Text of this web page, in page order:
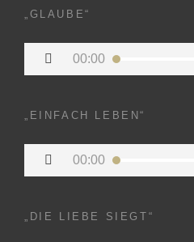
„GLAUBE“
Audio-
00:00
„EINFACH LEBEN“
Audio-
00:00
„DIE LIEBE SIEGT“